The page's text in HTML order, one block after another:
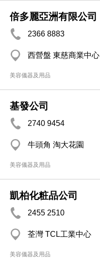
倍多麗亞洲有限公司
2366 8883
西營盤 東慈商業中心
美容儀器及用品
基發公司
2740 9454
牛頭角 淘大花園
美容儀器及用品
凱柏化粧品公司
2455 2510
荃灣 TCL工業中心
美容儀器及用品